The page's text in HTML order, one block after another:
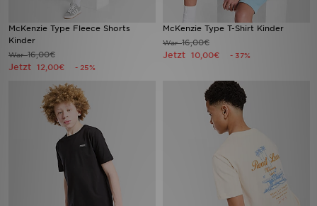
McKenzie Type Fleece Shorts
Kinder
War16,00€
Jetzt 12,00€ - 25%
McKenzie Type T-Shirt Kinder
War16,00€
Jetzt 10,00€ - 37%